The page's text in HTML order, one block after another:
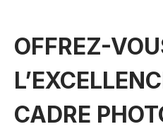
40
OFFREZ-
CADRE